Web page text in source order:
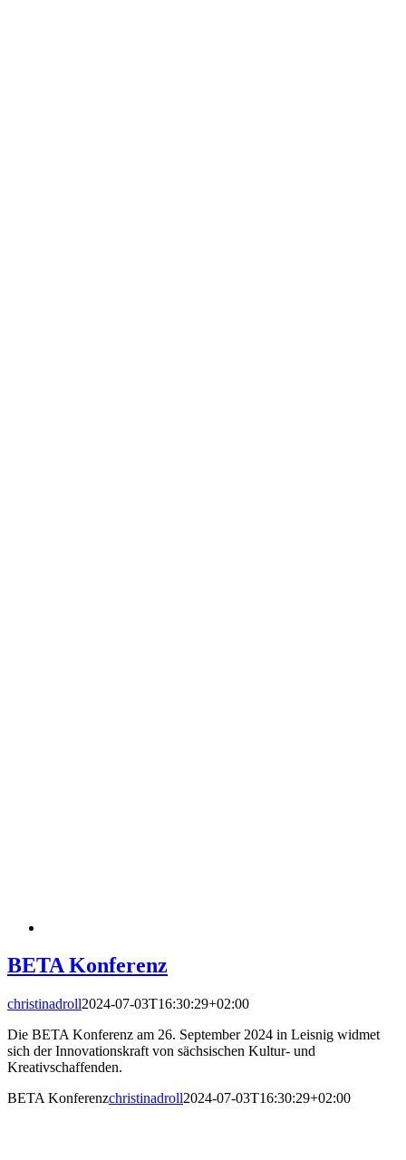
BETA Konferenz
christinadroll2024-07-03T16:30:29+02:00
Die BETA Konferenz am 26. September 2024 in Leisnig widmet
sich der Innovationskraft von sächsischen Kultur- und
Kreativschaffenden.
BETA Konferenzchristinadroll2024-07-03T16:30:29+02:00